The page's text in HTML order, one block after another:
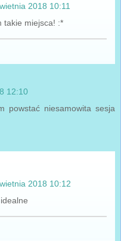
2018 10:11
takie miejsca! :*
12:10
powstać niesamowita sesja
2018 10:12